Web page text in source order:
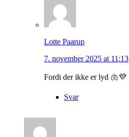
Lotte Paarup
7. november 2025 at 11:13
Fordi der ikke er lyd 🫁💜
Svar